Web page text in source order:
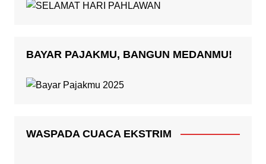
BAYAR PAJAKMU, BANGUN MEDANMU!
WASPADA CUACA EKSTRIM